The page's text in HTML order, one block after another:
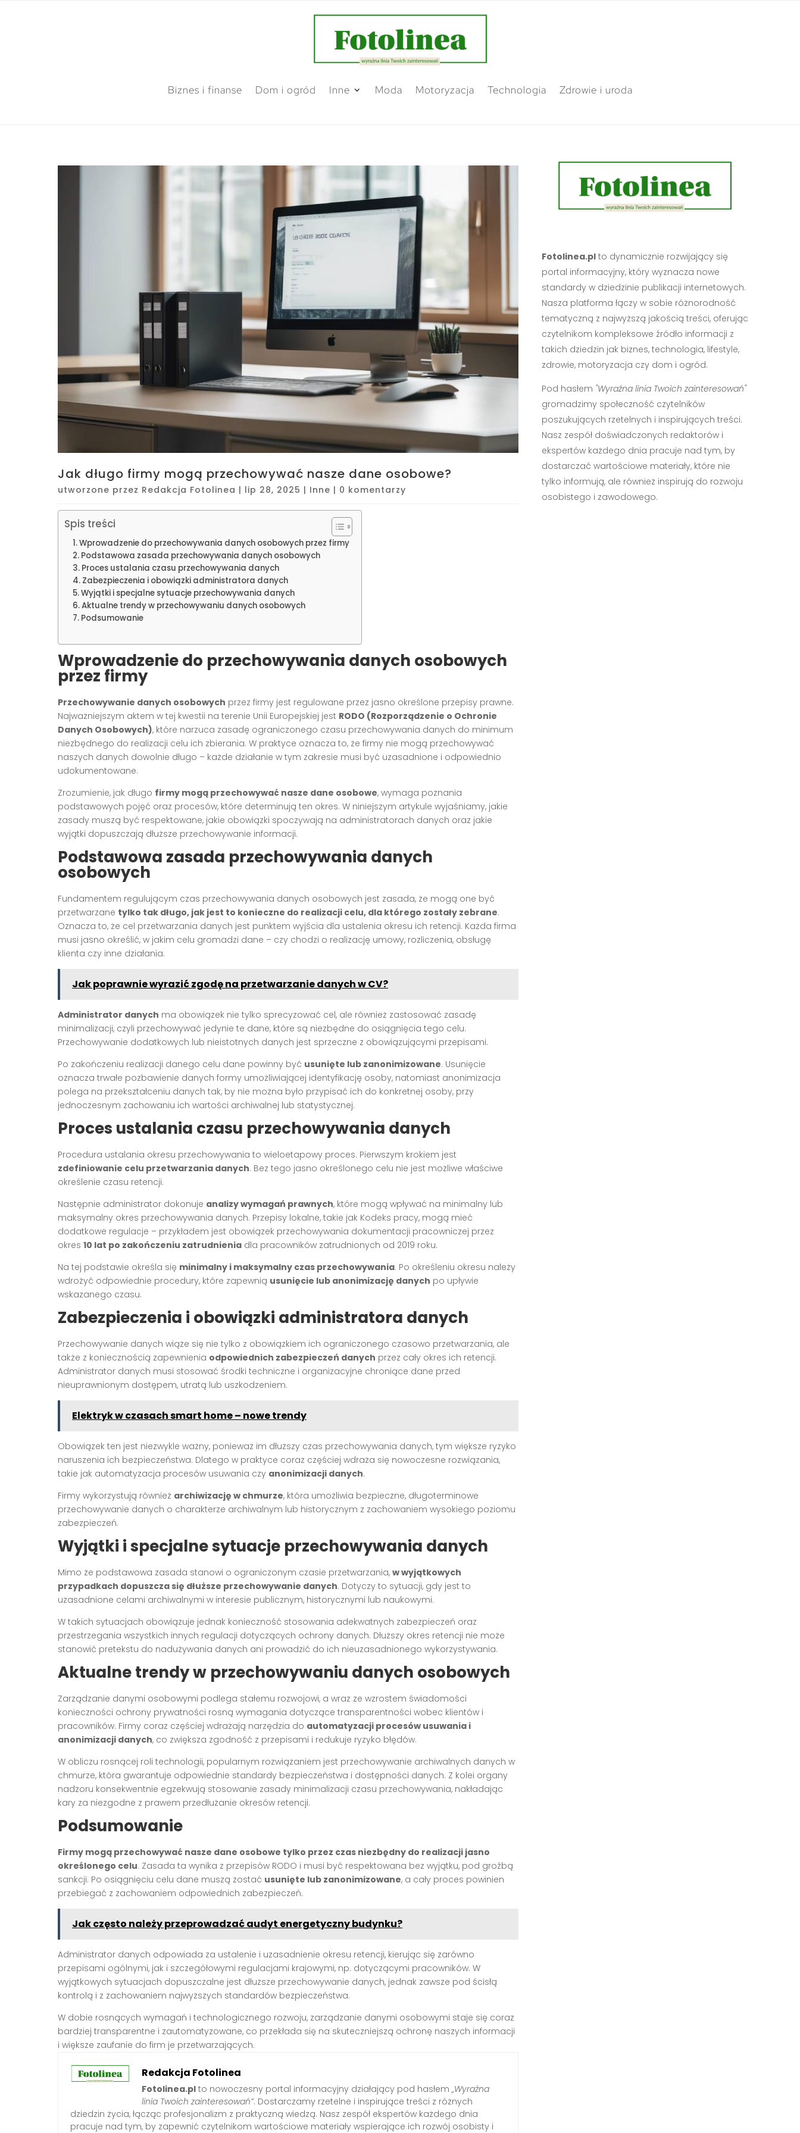
Biznes i finanse Dom i ogród Inne Moda Motoryzacja Technologia Zdrowie i uroda
Jak długo firmy mogą przechowywać nasze dane osobowe?
utworzone przez Redakcja Fotolinea | lip 28, 2025 | Inne | 0 komentarzy
Spis treści
Wprowadzenie do przechowywania danych osobowych przez firmy
Podstawowa zasada przechowywania danych osobowych
Proces ustalania czasu przechowywania danych
Zabezpieczenia i obowiązki administratora danych
Wyjątki i specjalne sytuacje przechowywania danych
Aktualne trendy w przechowywaniu danych osobowych
Podsumowanie
Wprowadzenie do przechowywania danych osobowych
przez firmy
Przechowywanie danych osobowych przez firmy jest regulowane przez jasno określone przepisy prawne.
Najważniejszym aktem w tej kwestii na terenie Unii Europejskiej jest RODO (Rozporządzenie o Ochronie
Danych Osobowych), które narzuca zasadę ograniczonego czasu przechowywania danych do minimum
niezbędnego do realizacji celu ich zbierania. W praktyce oznacza to, że firmy nie mogą przechowywać
naszych danych dowolnie długo – każde działanie w tym zakresie musi być uzasadnione i odpowiednio
udokumentowane.
Zrozumienie, jak długo firmy mogą przechowywać nasze dane osobowe, wymaga poznania
podstawowych pojęć oraz procesów, które determinują ten okres. W niniejszym artykule wyjaśniamy, jakie
zasady muszą być respektowane, jakie obowiązki spoczywają na administratorach danych oraz jakie
wyjątki dopuszczają dłuższe przechowywanie informacji.
Podstawowa zasada przechowywania danych
osobowych
Fundamentem regulującym czas przechowywania danych osobowych jest zasada, że mogą one być
przetwarzane tylko tak długo, jak jest to konieczne do realizacji celu, dla którego zostały zebrane.
Oznacza to, że cel przetwarzania danych jest punktem wyjścia dla ustalenia okresu ich retencji. Każda firma
musi jasno określić, w jakim celu gromadzi dane – czy chodzi o realizację umowy, rozliczenia, obsługę
klienta czy inne działania.
Jak poprawnie wyrazić zgodę na przetwarzanie danych w CV?
Administrator danych ma obowiązek nie tylko sprecyzować cel, ale również zastosować zasadę
minimalizacji, czyli przechowywać jedynie te dane, które są niezbędne do osiągnięcia tego celu.
Przechowywanie dodatkowych lub nieistotnych danych jest sprzeczne z obowiązującymi przepisami.
Po zakończeniu realizacji danego celu dane powinny być usunięte lub zanonimizowane. Usunięcie
oznacza trwałe pozbawienie danych formy umożliwiającej identyfikację osoby, natomiast anonimizacja
polega na przekształceniu danych tak, by nie można było przypisać ich do konkretnej osoby, przy
jednoczesnym zachowaniu ich wartości archiwalnej lub statystycznej.
Proces ustalania czasu przechowywania danych
Procedura ustalania okresu przechowywania to wieloetapowy proces. Pierwszym krokiem jest
zdefiniowanie celu przetwarzania danych. Bez tego jasno określonego celu nie jest możliwe właściwe
określenie czasu retencji.
Następnie administrator dokonuje analizy wymagań prawnych, które mogą wpływać na minimalny lub
maksymalny okres przechowywania danych. Przepisy lokalne, takie jak Kodeks pracy, mogą mieć
dodatkowe regulacje – przykładem jest obowiązek przechowywania dokumentacji pracowniczej przez
okres 10 lat po zakończeniu zatrudnienia dla pracowników zatrudnionych od 2019 roku.
Na tej podstawie określa się minimalny i maksymalny czas przechowywania. Po określeniu okresu należy
wdrożyć odpowiednie procedury, które zapewnią usunięcie lub anonimizację danych po upływie
wskazanego czasu.
Zabezpieczenia i obowiązki administratora danych
Przechowywanie danych wiąże się nie tylko z obowiązkiem ich ograniczonego czasowo przetwarzania, ale
także z koniecznością zapewnienia odpowiednich zabezpieczeń danych przez cały okres ich retencji.
Administrator danych musi stosować środki techniczne i organizacyjne chroniące dane przed
nieuprawnionym dostępem, utratą lub uszkodzeniem.
Elektryk w czasach smart home – nowe trendy
Obowiązek ten jest niezwykle ważny, ponieważ im dłuższy czas przechowywania danych, tym większe ryzyko
naruszenia ich bezpieczeństwa. Dlatego w praktyce coraz częściej wdraża się nowoczesne rozwiązania,
takie jak automatyzacja procesów usuwania czy anonimizacji danych.
Firmy wykorzystują również archiwizację w chmurze, która umożliwia bezpieczne, długoterminowe
przechowywanie danych o charakterze archiwalnym lub historycznym z zachowaniem wysokiego poziomu
zabezpieczeń.
Wyjątki i specjalne sytuacje przechowywania danych
Mimo że podstawowa zasada stanowi o ograniczonym czasie przetwarzania, w wyjątkowych
przypadkach dopuszcza się dłuższe przechowywanie danych. Dotyczy to sytuacji, gdy jest to
uzasadnione celami archiwalnymi w interesie publicznym, historycznymi lub naukowymi.
W takich sytuacjach obowiązuje jednak konieczność stosowania adekwatnych zabezpieczeń oraz
przestrzegania wszystkich innych regulacji dotyczących ochrony danych. Dłuższy okres retencji nie może
stanowić pretekstu do nadużywania danych ani prowadzić do ich nieuzasadnionego wykorzystywania.
Aktualne trendy w przechowywaniu danych osobowych
Zarządzanie danymi osobowymi podlega stałemu rozwojowi, a wraz ze wzrostem świadomości
konieczności ochrony prywatności rosną wymagania dotyczące transparentności wobec klientów i
pracowników. Firmy coraz częściej wdrażają narzędzia do automatyzacji procesów usuwania i
anonimizacji danych, co zwiększa zgodność z przepisami i redukuje ryzyko błędów.
W obliczu rosnącej roli technologii, popularnym rozwiązaniem jest przechowywanie archiwalnych danych w
chmurze, która gwarantuje odpowiednie standardy bezpieczeństwa i dostępności danych. Z kolei organy
nadzoru konsekwentnie egzekwują stosowanie zasady minimalizacji czasu przechowywania, nakładając
kary za niezgodne z prawem przedłużanie okresów retencji.
Podsumowanie
Firmy mogą przechowywać nasze dane osobowe tylko przez czas niezbędny do realizacji jasno
określonego celu. Zasada ta wynika z przepisów RODO i musi być respektowana bez wyjątku, pod groźbą
sankcji. Po osiągnięciu celu dane muszą zostać usunięte lub zanonimizowane, a cały proces powinien
przebiegać z zachowaniem odpowiednich zabezpieczeń.
Jak często należy przeprowadzać audyt energetyczny budynku?
Administrator danych odpowiada za ustalenie i uzasadnienie okresu retencji, kierując się zarówno
przepisami ogólnymi, jak i szczegółowymi regulacjami krajowymi, np. dotyczącymi pracowników. W
wyjątkowych sytuacjach dopuszczalne jest dłuższe przechowywanie danych, jednak zawsze pod ścisłą
kontrolą i z zachowaniem najwyższych standardów bezpieczeństwa.
W dobie rosnących wymagań i technologicznego rozwoju, zarządzanie danymi osobowymi staje się coraz
bardziej transparentne i zautomatyzowane, co przekłada się na skuteczniejszą ochronę naszych informacji
i większe zaufanie do firm je przetwarzających.
Redakcja Fotolinea
Fotolinea.pl to nowoczesny portal informacyjny działający pod hasłem„Wyraźna
linia Twoich zainteresowań”. Dostarczamy rzetelne i inspirujące treści z różnych
dziedzin życia, łącząc profesjonalizm z praktyczną wiedzą. Nasz zespół ekspertów każdego dnia
pracuje nad tym, by zapewnić czytelnikom wartościowe materiały wspierające ich rozwój osobisty i
Fotolinea.plto dynamicznie rozwijający się
portal informacyjny, który wyznacza nowe
standardy w dziedzinie publikacji internetowych.
Nasza platforma łączy w sobie różnorodność
tematyczną z najwyższą jakością treści, oferując
czytelnikom kompleksowe źródło informacji z
takich dziedzin jak biznes, technologia, lifestyle,
zdrowie, motoryzacja czy dom i ogród.
Pod hasłem "Wyraźna linia Twoich zainteresowań"
gromadzimy społeczność czytelników
poszukujących rzetelnych i inspirujących treści.
Nasz zespół doświadczonych redaktorów i
ekspertów każdego dnia pracuje nad tym, by
dostarczać wartościowe materiały, które nie
tylko informują, ale również inspirują do rozwoju
osobistego i zawodowego.